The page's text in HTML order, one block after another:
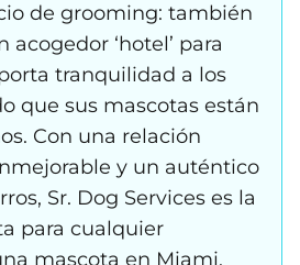
de grooming: también
‘hotel’ para
tranquilidad a los
que sus mascotas están
Con una relación
y un auténtico
Sr. Dog Services es la
para cualquier
mascota en Miami.